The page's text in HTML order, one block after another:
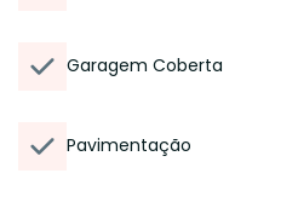
Garagem Coberta
Pavimentação